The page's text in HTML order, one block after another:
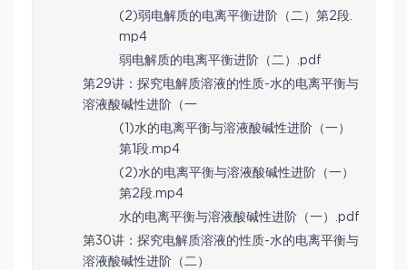
(2)弱电解质的电离平衡进阶（二）第2段.
mp4
弱电解质的电离平衡进阶（二）.pdf
第29讲：探究电解质溶液的性质-水的电离平衡与
溶液酸碱性进阶（一
(1)水的电离平衡与溶液酸碱性进阶（一）
第1段.mp4
(2)水的电离平衡与溶液酸碱性进阶（一）
第2段.mp4
水的电离平衡与溶液酸碱性进阶（一）.pdf
第30讲：探究电解质溶液的性质-水的电离平衡与
溶液酸碱性进阶（二）